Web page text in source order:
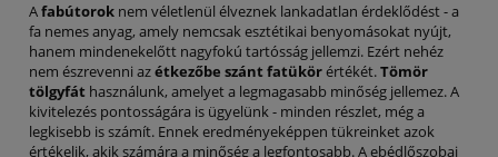
Afabútorok nem véletlenül élveznek lankadatlan érdeklődést - a
fa nemes anyag, amely nemcsak esztétikai benyomásokat nyújt,
hanem mindenekelőtt nagyfokú tartósság jellemzi. Ezért nehéz
nem észrevenni azétkezőbe szánt fatükörértékét.Tömör
tölgyfát használunk, amelyet a legmagasabb minőség jellemez. A
kivitelezés pontosságára is ügyelünk - minden részlet, még a
legkisebb is számít. Ennek eredményeképpen tükreinket azok
értékelik, akik számára a minőség a legfontosabb. A ebédlőszobai